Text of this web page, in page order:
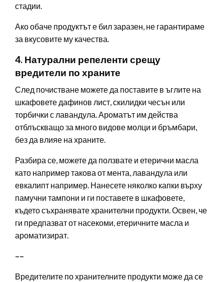
стадии.
Ако обаче продуктът е бил заразен, не гарантираме
за вкусовите му качества.
4. Натурални репеленти срещу
вредители по храните
След почистване можете да поставите в ъглите на
шкафовете дафинов лист, скилидки чесън или
торбички с лавандула. Ароматът им действа
отблъскващо за много видове молци и бръмбари,
без да влияе на храните.
Разбира се, можете да ползвате и етерични масла
като например такова от мента, лавандула или
евкалипт например. Нанесете няколко капки върху
памучни тампони и ги поставете в шкафовете,
където съхранявате хранителни продукти. Освен, че
ги предпазват от насекоми, етеричните масла и
ароматизират.
––
Вредителите по хранителните продукти може да се